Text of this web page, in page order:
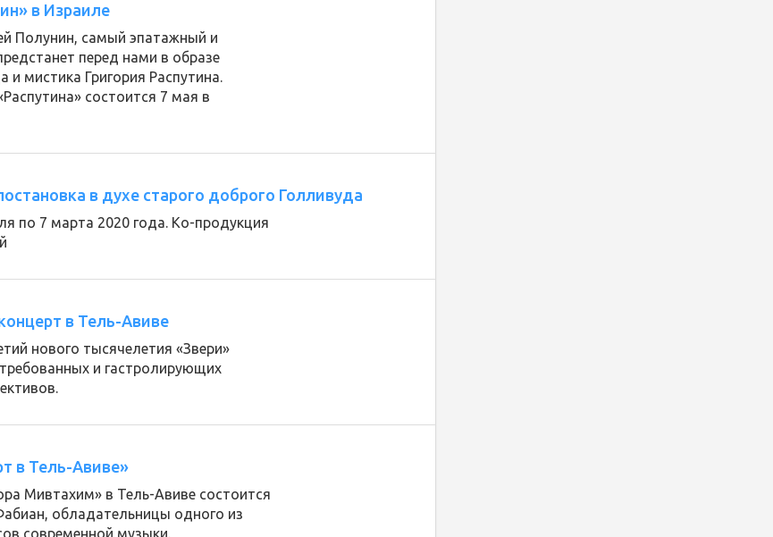
в Израиле
Полунин, самый эпатажный и
перед нами в образе
и мистика Григория Распутина.
состоится 7 мая в
в духе старого доброго Голливуда
по 7 марта 2020 года. Ко-продукция
в Тель-Авиве
нового тысячелетия «Звери»
и гастролирующих
в Тель-Авиве»
Мивтахим» в Тель-Авиве состоится
обладательницы одного из
современной музыки.